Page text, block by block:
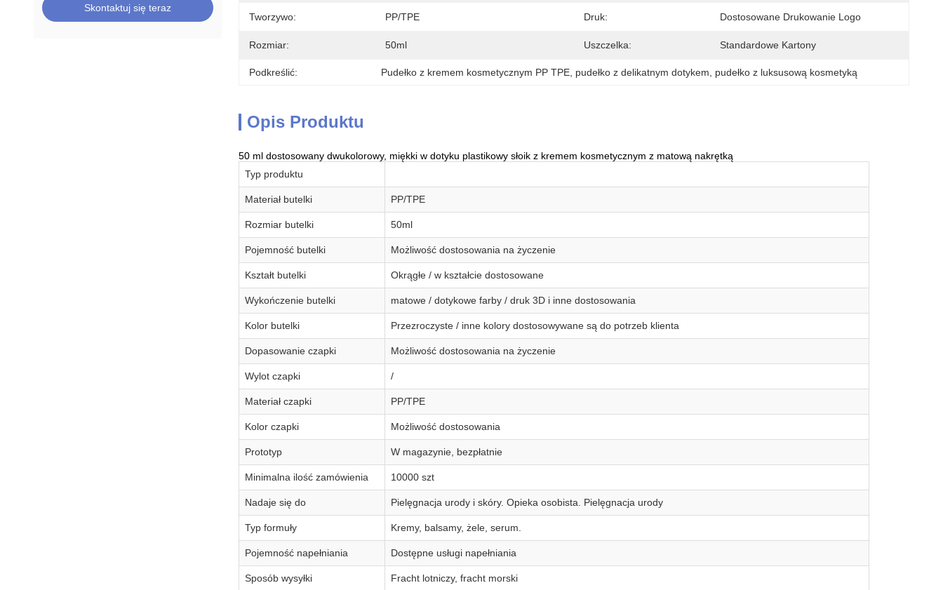
Skontaktuj się teraz
Tworzywo: PP/TPE Druk: Dostosowane Drukowanie Logo
Rozmiar: 50ml Uszczelka: Standardowe Kartony
Podkreślić: Pudełko z kremem kosmetycznym PP TPE pudełko z delikatnym dotykem pudełko z luksusową kosmetyką
Opis Produktu
50 ml dostosowany dwukolorowy, miękki w dotyku plastikowy słoik z kremem kosmetycznym z matową nakrętką
Typ produktu
Materiał butelki PP/TPE
Rozmiar butelki 50ml
Pojemność butelki Możliwość dostosowania na życzenie
Kształt butelki Okrągłe / w kształcie dostosowane
Wykończenie butelki matowe / dotykowe farby / druk 3D i inne dostosowania
Kolor butelki Przezroczyste / inne kolory dostosowywane są do potrzeb klienta
Dopasowanie czapki Możliwość dostosowania na życzenie
Wylot czapki /
Materiał czapki PP/TPE
Kolor czapki Możliwość dostosowania
Prototyp W magazynie, bezpłatnie
Minimalna ilość zamówienia 10000 szt
Nadaje się do Pielęgnacja urody i skóry. Opieka osobista. Pielęgnacja urody
Typ formuły Kremy, balsamy, żele, serum.
Pojemność napełniania Dostępne usługi napełniania
Sposób wysyłki Fracht lotniczy, fracht morski